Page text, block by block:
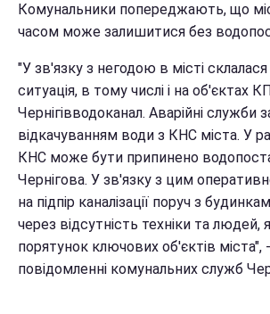
Комунальники попереджають, що
часом може залишитися без
"У зв'язку з негодою в місті склалася
ситуація, в тому числі і на об'єктах КП
Чернігівводоканал. Аварійні служби
відкачуванням води з КНС міста. У
КНС може бути припинено
Чернігова. У зв'язку з цим
на підпір каналізації поруч з
через відсутність техніки та людей,
порятунок ключових об'єктів міста",
повідомленні комунальних служб